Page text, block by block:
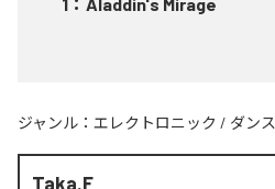
ジャンル： エレクトロニック / ダンス
Taka.F